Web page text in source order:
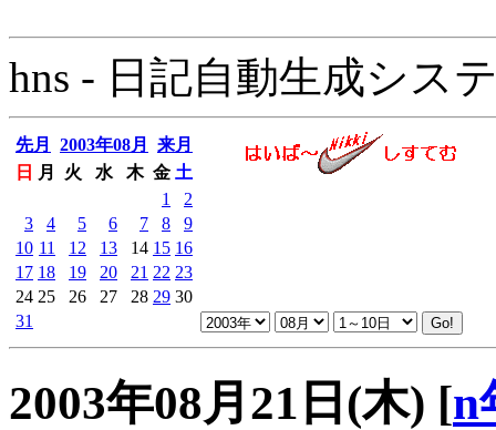
hns - 日記自動生成シス
先月 2003年08月
来月
日
月 火 水 木 金 土
1
2
3
4 5 6 7 8
9
10 11 12 13 14 15 16
17 18 19 20 21 22 23
24 25 26 27 28 29 30
31
2003年08月21日(木) [n